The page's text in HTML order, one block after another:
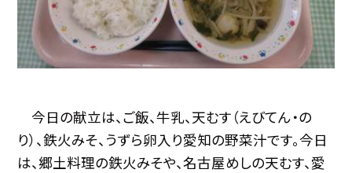
今日の献立は、ご飯、牛乳、天むす（えびてん・の
り）、鉄火みそ、うずら卵入り愛知の野菜汁です。今日
は、郷土料理の鉄火みそや、名古屋めしの天むす、愛